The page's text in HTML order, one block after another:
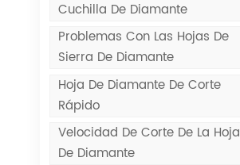
Cuchilla De Diamante
Problemas Con Las Hojas De
Sierra De Diamante
Hoja De Diamante De Corte
Rápido
Velocidad De Corte De La Hoja
De Diamante